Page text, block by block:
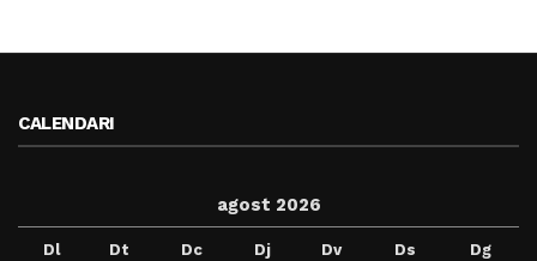
CALENDARI
agost 2026
Dl Dt Dc Dj Dv Ds Dg